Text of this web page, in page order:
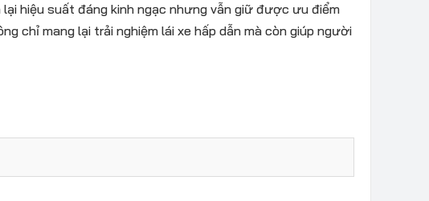
hiệu suất đáng kinh ngạc nhưng vẫn giữ được ưu điểm
chỉ mang lại trải nghiệm lái xe hấp dẫn mà còn giúp người